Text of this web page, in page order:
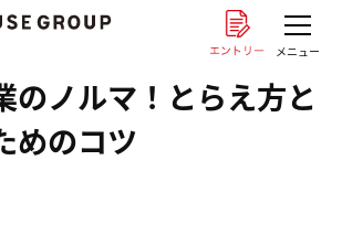
メニュー
のノルマ！とらえ方と
めのコツ